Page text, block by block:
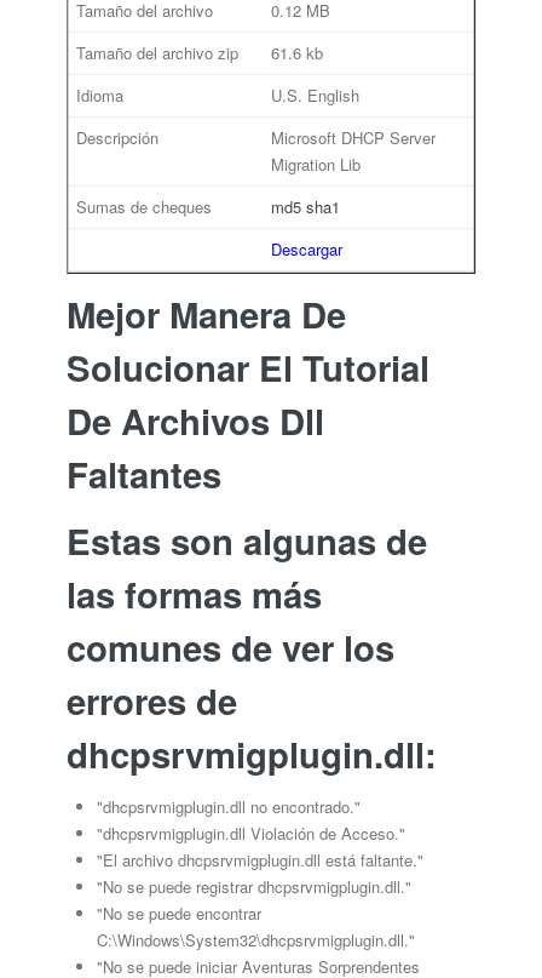
0.12 MB
61.6 kb
U.S. English
Microsoft DHCP Server
Migration Lib
md5 sha1
Descargar
Mejor Manera De
Solucionar El Tutorial
De Archivos Dll
Faltantes
Estas son algunas de
las formas más
comunes de ver los
errores de
dhcpsrvmigplugin.dll:
"dhcpsrvmigplugin.dll no encontrado."
"dhcpsrvmigplugin.dll Violación de Acceso."
"El archivo dhcpsrvmigplugin.dll está faltante."
"No se puede registrar dhcpsrvmigplugin.dll."
"No se puede encontrar
C:\Windows\System32\dhcpsrvmigplugin.dll."
"No se puede iniciar Aventuras Sorprendentes